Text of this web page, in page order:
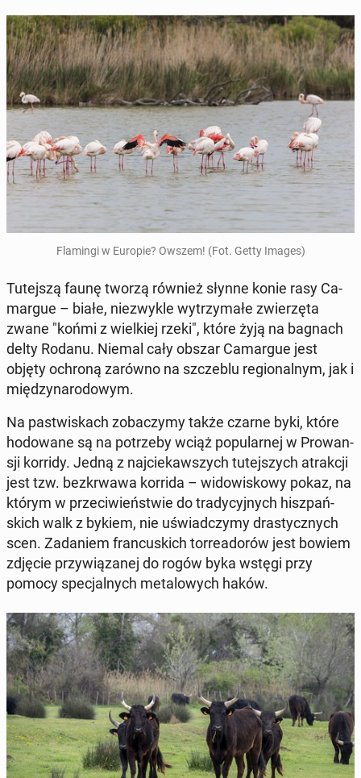
Fla­min­gi w Europie? Owszem! (Fot. Getty Images)
Tu­tej­szą faunę tworzą również słynne konie rasy Ca­
mar­gue – białe, nie­zwy­kle wy­trzy­ma­łe zwie­rzę­ta
zwane "końmi z wiel­kiej rzeki", które żyją na bagnach
delty Rodanu. Niemal cały obszar Ca­mar­gue jest
objęty ochroną zarówno na szcze­blu re­gio­nal­nym, jak i
mię­dzy­na­ro­do­wym.
Na pa­stwi­skach zo­ba­czy­my także czarne byki, które
ho­do­wa­ne są na po­trze­by wciąż po­pu­lar­nej w Pro­wan­
sji korridy. Jedną z naj­cie­kaw­szych tu­tej­szych atrak­cji
jest tzw. bez­kr­wa­wa korrida – wi­do­wi­sko­wy pokaz, na
którym w prze­ci­wień­stwie do tra­dy­cyj­nych hisz­pań­
skich walk z bykiem, nie uświad­czy­my dra­stycz­nych
scen. Za­da­niem fran­cu­skich tor­re­ado­rów jest bowiem
zdjęcie przy­wią­za­nej do rogów byka wstęgi przy
pomocy spe­cjal­nych me­ta­lo­wych haków.